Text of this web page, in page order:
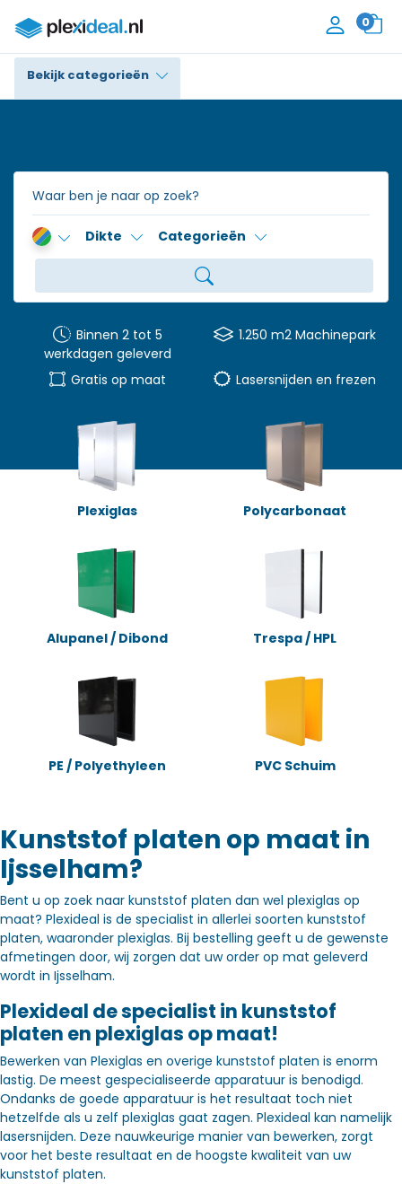
0
Bekijk categorieën
Trespa® / HPL
Alupanel / Dibond®
Accessoires
Dikte Categorieën
Binnen 2 tot 5
werkdagen geleverd
1.250 m2 Machinepark
Gratis op maat Lasersnijden en frezen
Plexiglas Polycarbonaat
Alupanel / Dibond Trespa / HPL
PE / Polyethyleen PVC Schuim
Kunststof platen op maat in
Ijsselham?
Bent u op zoek naar kunststof platen dan wel plexiglas op
maat? Plexideal is de specialist in allerlei soorten kunststof
platen, waaronder plexiglas. Bij bestelling geeft u de gewenste
afmetingen door, wij zorgen dat uw order op mat geleverd
wordt in Ijsselham.
Plexideal de specialist in kunststof
platen en plexiglas op maat!
Bewerken van Plexiglas en overige kunststof platen is enorm
lastig. De meest gespecialiseerde apparatuur is benodigd.
Ondanks de goede apparatuur is het resultaat toch niet
hetzelfde als u zelf plexiglas gaat zagen. Plexideal kan namelijk
lasersnijden. Deze nauwkeurige manier van bewerken, zorgt
voor het beste resultaat en de hoogste kwaliteit van uw
kunststof platen.